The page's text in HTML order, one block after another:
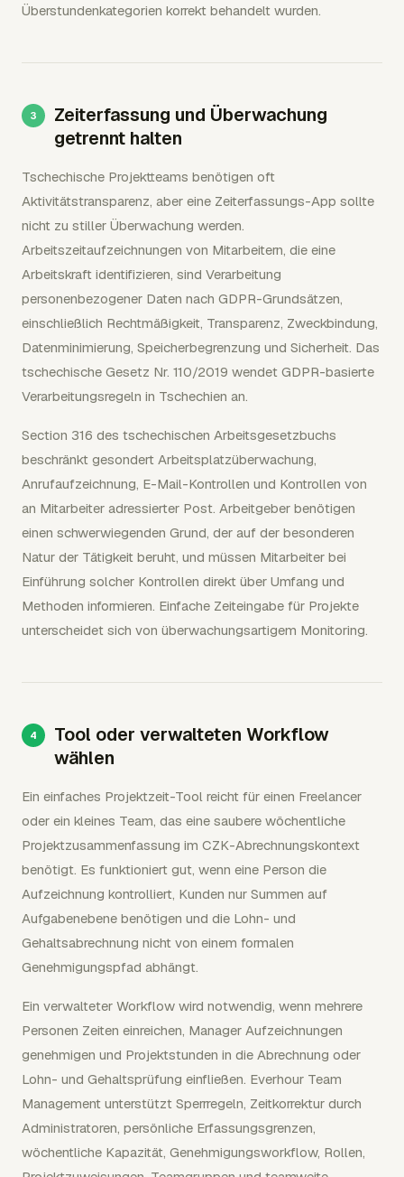
Überstundenkategorien korrekt behandelt wurden.
Zeiterfassung und Überwachung
getrennt halten
Tschechische Projektteams benötigen oft
Aktivitätstransparenz, aber eine Zeiterfassungs-App sollte
nicht zu stiller Überwachung werden.
Arbeitszeitaufzeichnungen von Mitarbeitern, die eine
Arbeitskraft identifizieren, sind Verarbeitung
personenbezogener Daten nach GDPR-Grundsätzen,
einschließlich Rechtmäßigkeit, Transparenz, Zweckbindung,
Datenminimierung, Speicherbegrenzung und Sicherheit. Das
tschechische Gesetz Nr. 110/2019 wendet GDPR-basierte
Verarbeitungsregeln in Tschechien an.
Section 316 des tschechischen Arbeitsgesetzbuchs
beschränkt gesondert Arbeitsplatzüberwachung,
Anrufaufzeichnung, E-Mail-Kontrollen und Kontrollen von
an Mitarbeiter adressierter Post. Arbeitgeber benötigen
einen schwerwiegenden Grund, der auf der besonderen
Natur der Tätigkeit beruht, und müssen Mitarbeiter bei
Einführung solcher Kontrollen direkt über Umfang und
Methoden informieren. Einfache Zeiteingabe für Projekte
unterscheidet sich von überwachungsartigem Monitoring.
Tool oder verwalteten Workflow
wählen
Ein einfaches Projektzeit-Tool reicht für einen Freelancer
oder ein kleines Team, das eine saubere wöchentliche
Projektzusammenfassung im CZK-Abrechnungskontext
benötigt. Es funktioniert gut, wenn eine Person die
Aufzeichnung kontrolliert, Kunden nur Summen auf
Aufgabenebene benötigen und die Lohn- und
Gehaltsabrechnung nicht von einem formalen
Genehmigungspfad abhängt.
Ein verwalteter Workflow wird notwendig, wenn mehrere
Personen Zeiten einreichen, Manager Aufzeichnungen
genehmigen und Projektstunden in die Abrechnung oder
Lohn- und Gehaltsprüfung einfließen. Everhour Team
Management unterstützt Sperrregeln, Zeitkorrektur durch
Administratoren, persönliche Erfassungsgrenzen,
wöchentliche Kapazität, Genehmigungsworkflow, Rollen,